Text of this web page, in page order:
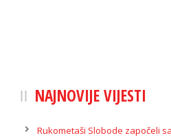
NAJNOVIJE VIJESTI
Rukometaši Slobode započeli